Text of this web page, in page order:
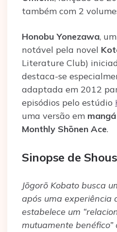
também com 2
Honobu Yonezawa,
notável pela novel
Literature Club)
destaca-se
adaptada em 2012
episódios pelo estúdio
uma versão em mangá
Monthly Shōnen Ace.
Sinopse de
Jōgorō Kobato busca
após uma experiência
estabelece um
mutuamente benéfico”